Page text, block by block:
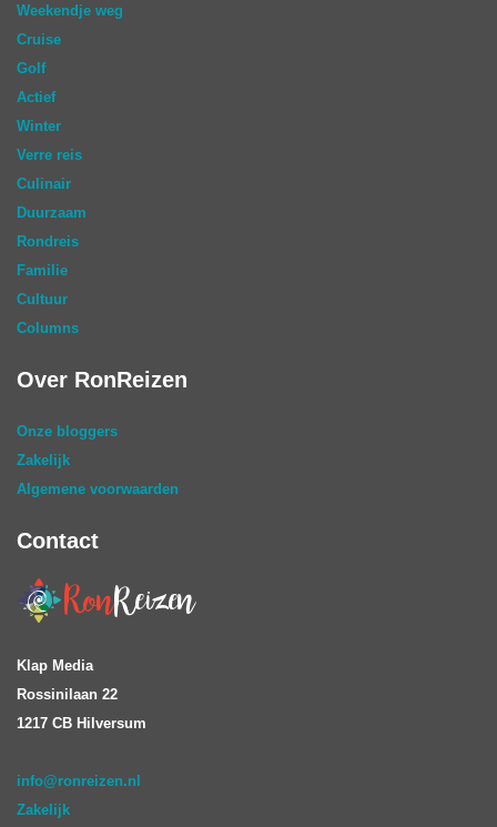
Weekendje weg
Cruise
Golf
Actief
Winter
Verre reis
Culinair
Duurzaam
Rondreis
Familie
Cultuur
Columns
Over RonReizen
Onze bloggers
Zakelijk
Algemene voorwaarden
Contact
Klap Media
Rossinilaan 22
1217 CB Hilversum
info@ronreizen.nl
Zakelijk